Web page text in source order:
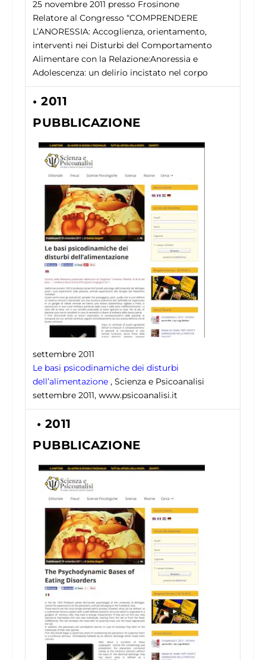
25 novembre 2011 presso Frosinone
Relatore al Congresso “COMPRENDERE
L’ANORESSIA: Accoglienza, orientamento,
interventi nei Disturbi del Comportamento
Alimentare con la Relazione:Anoressia e
Adolescenza: un delirio incistato nel corpo
• 2011
PUBBLICAZIONE
settembre 2011
Le basi psicodinamiche dei disturbi
dell’alimentazione , Scienza e Psicoanalisi
settembre 2011, www.psicoanalisi.it
• 2011
PUBBLICAZIONE